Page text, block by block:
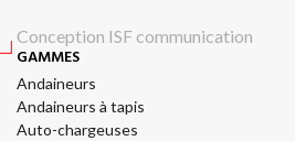
Conception ISF communication
GAMMES
Andaineurs
Andaineurs à tapis
Auto-chargeuses